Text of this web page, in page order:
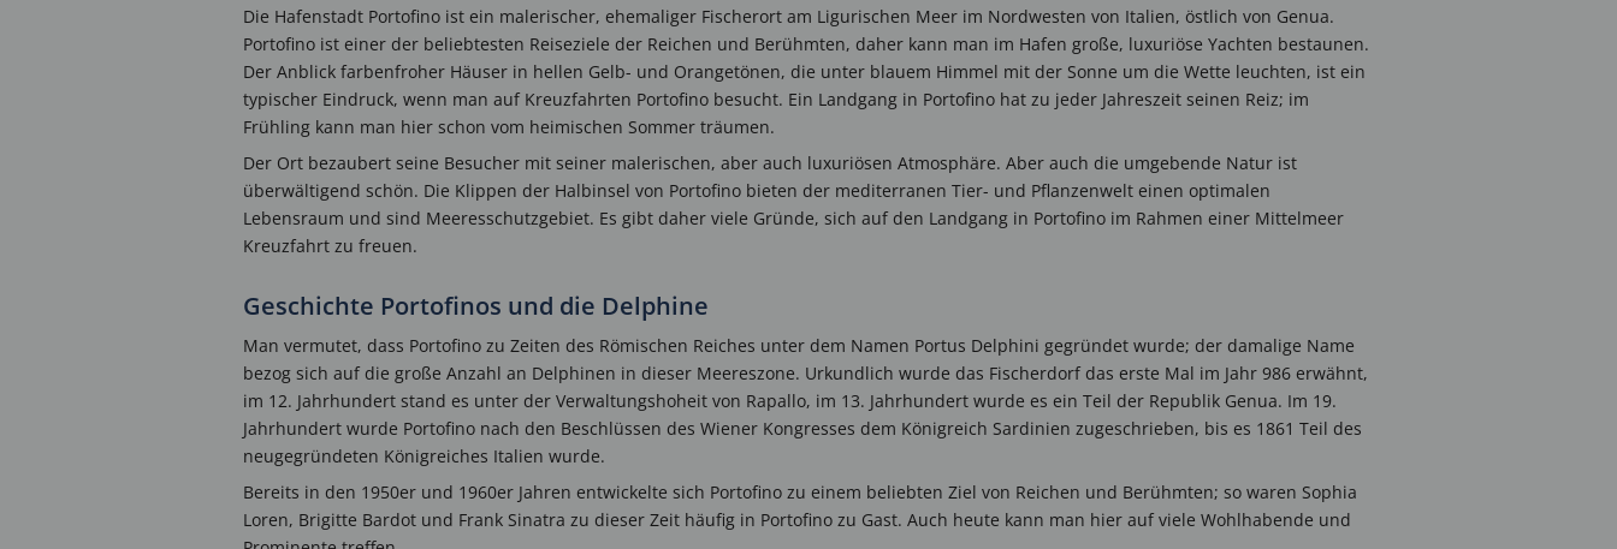
Die Hafenstadt Portofino ist ein malerischer, ehemaliger Fischerort am Ligurischen Meer im Nordwesten von Italien, östlich von Genua.
Portofino ist einer der beliebtesten Reiseziele der Reichen und Berühmten, daher kann man im Hafen große, luxuriöse Yachten bestaunen.
Der Anblick farbenfroher Häuser in hellen Gelb- und Orangetönen, die unter blauem Himmel mit der Sonne um die Wette leuchten, ist ein
typischer Eindruck, wenn man auf Kreuzfahrten Portofino besucht. Ein Landgang in Portofino hat zu jeder Jahreszeit seinen Reiz; im
Frühling kann man hier schon vom heimischen Sommer träumen.
Der Ort bezaubert seine Besucher mit seiner malerischen, aber auch luxuriösen Atmosphäre. Aber auch die umgebende Natur ist
überwältigend schön. Die Klippen der Halbinsel von Portofino bieten der mediterranen Tier- und Pflanzenwelt einen optimalen
Lebensraum und sind Meeresschutzgebiet. Es gibt daher viele Gründe, sich auf den Landgang in Portofino im Rahmen einer Mittelmeer
Kreuzfahrt zu freuen.
Geschichte Portofinos und die Delphine
Man vermutet, dass Portofino zu Zeiten des Römischen Reiches unter dem Namen Portus Delphini gegründet wurde; der damalige Name
bezog sich auf die große Anzahl an Delphinen in dieser Meereszone. Urkundlich wurde das Fischerdorf das erste Mal im Jahr 986 erwähnt,
im 12. Jahrhundert stand es unter der Verwaltungshoheit von Rapallo, im 13. Jahrhundert wurde es ein Teil der Republik Genua. Im 19.
Jahrhundert wurde Portofino nach den Beschlüssen des Wiener Kongresses dem Königreich Sardinien zugeschrieben, bis es 1861 Teil des
neugegründeten Königreiches Italien wurde.
Bereits in den 1950er und 1960er Jahren entwickelte sich Portofino zu einem beliebten Ziel von Reichen und Berühmten; so waren Sophia
Loren, Brigitte Bardot und Frank Sinatra zu dieser Zeit häufig in Portofino zu Gast. Auch heute kann man hier auf viele Wohlhabende und